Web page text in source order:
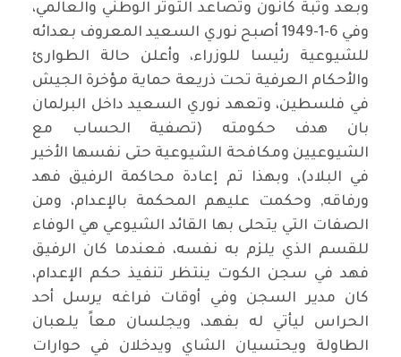
وبعد وثبة كانون وتصاعد التوتر الوطني والعالمي،
وفي 6-1-1949 أصبح نوري السعيد المعروف بعدائه
للشيوعية رئيسا للوزراء، وأعلن حالة الطوارئ
والأحكام العرفية تحت ذريعة حماية مؤخرة الجيش
في فلسطين، وتعهد نوري السعيد داخل البرلمان
بان هدف حكومته (تصفية الحساب مع
الشيوعيين ومكافحة الشيوعية حتى نفسها الأخير
في البلاد)، وبهذا تم إعادة محاكمة الرفيق فهد
ورفاقه, وحكمت عليهم المحكمة بالإعدام، ومن
الصفات التي يتحلى بها القائد الشيوعي هي الوفاء
للقسم الذي يلزم به نفسه، فعندما كان الرفيق
فهد في سجن الكوت ينتظر تنفيذ حكم الإعدام،
كان مدير السجن وفي أوقات فراغه يرسل أحد
الحراس ليأتي له بفهد، ويجلسان معاً يلعبان
الطاولة ويحتسيان الشاي ويدخلان في حوارات